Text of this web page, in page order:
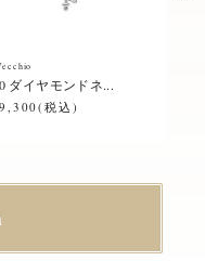
ダイヤモンドネ...
税込)